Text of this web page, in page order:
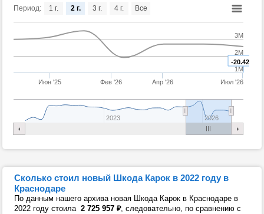
Период:
-20.42%
Июн '25 Фев '26 Апр '26 Июл '26
2023 2026
2M
3M
1M
1 г. 2 г. 3 г. 4 г. Все
Сколько стоил новый Шкода Карок в 2022 году в
Краснодаре
По данным нашего архива новая Шкода Карок в Краснодаре в
2022 году стоила 2 725 957 ₽, следовательно, по сравнению с